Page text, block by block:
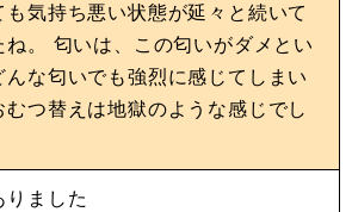
も気持ち悪い状態が延々と続いて
ね。 匂いは、この匂いがダメとい
んな匂いでも強烈に感じてしまい
むつ替えは地獄のような感じでし
ました